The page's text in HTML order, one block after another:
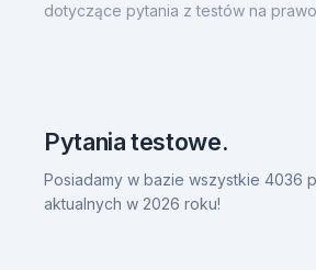
dotyczące pytania z testów na
Pytania testowe.
Posiadamy w bazie wszystkie 4036
aktualnych w 2026 roku!